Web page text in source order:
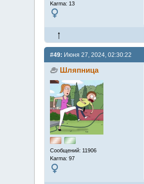
Karma: 13
#49: Июня 27, 2024, 02:30:22
Шляпница
Сообщений: 11906
Karma: 97